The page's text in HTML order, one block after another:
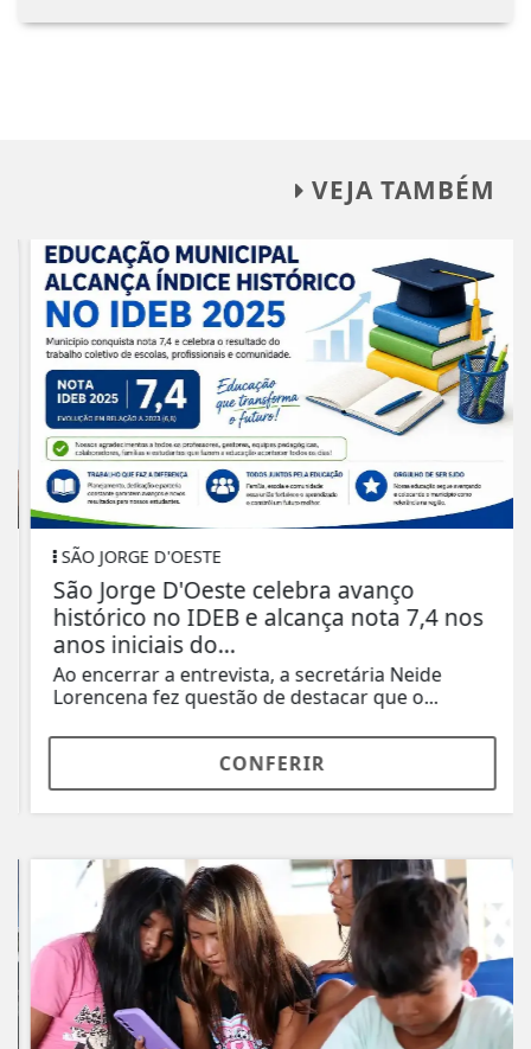
VEJA TAMBÉM
SÃO JORGE D'OESTE
São Jorge D'Oeste celebra avanço
histórico no IDEB e alcança nota 7,4 nos
anos iniciais do...
Ao encerrar a entrevista, a secretária Neide
Lorencena fez questão de destacar que o...
CONFERIR